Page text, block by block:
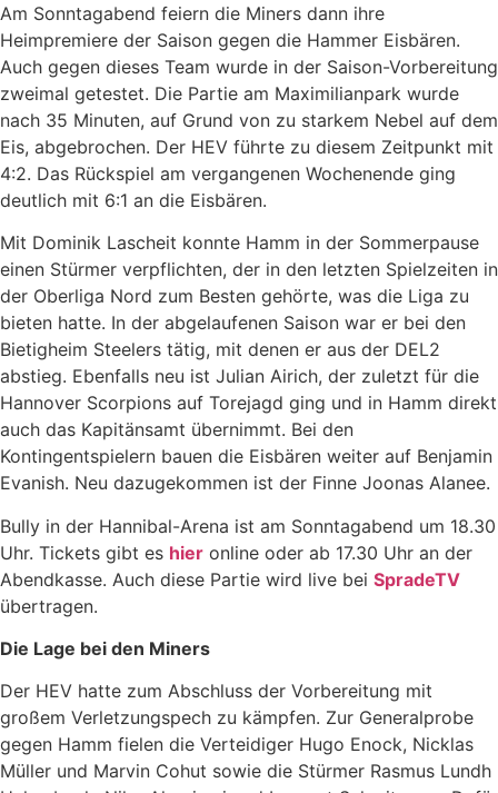
Am Sonntagabend feiern die Miners dann ihre
Heimpremiere der Saison gegen die Hammer Eisbären.
Auch gegen dieses Team wurde in der Saison-Vorbereitung
zweimal getestet. Die Partie am Maximilianpark wurde
nach 35 Minuten, auf Grund von zu starkem Nebel auf dem
Eis, abgebrochen. Der HEV führte zu diesem Zeitpunkt mit
4:2. Das Rückspiel am vergangenen Wochenende ging
deutlich mit 6:1 an die Eisbären.
Mit Dominik Lascheit konnte Hamm in der Sommerpause
einen Stürmer verpflichten, der in den letzten Spielzeiten in
der Oberliga Nord zum Besten gehörte, was die Liga zu
bieten hatte. In der abgelaufenen Saison war er bei den
Bietigheim Steelers tätig, mit denen er aus der DEL2
abstieg. Ebenfalls neu ist Julian Airich, der zuletzt für die
Hannover Scorpions auf Torejagd ging und in Hamm direkt
auch das Kapitänsamt übernimmt. Bei den
Kontingentspielern bauen die Eisbären weiter auf Benjamin
Evanish. Neu dazugekommen ist der Finne Joonas Alanee.
Bully in der Hannibal-Arena ist am Sonntagabend um 18.30
Uhr. Tickets gibt es hier online oder ab 17.30 Uhr an der
Abendkasse. Auch diese Partie wird live bei SpradeTV
übertragen.
Die Lage bei den Miners
Der HEV hatte zum Abschluss der Vorbereitung mit
großem Verletzungspech zu kämpfen. Zur Generalprobe
gegen Hamm fielen die Verteidiger Hugo Enock, Nicklas
Müller und Marvin Cohut sowie die Stürmer Rasmus Lundh